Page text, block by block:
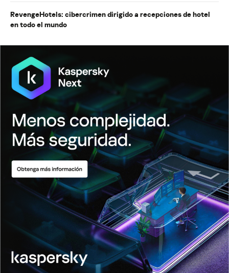
RevengeHotels: cibercrimen dirigido a recepciones de hotel
en todo el mundo